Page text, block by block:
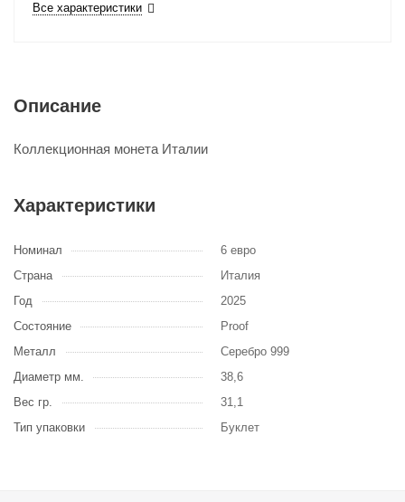
Все характеристики
Описание
Коллекционная монета Италии
Характеристики
Номинал
6 евро
Страна
Италия
Год
2025
Состояние
Proof
Металл
Серебро 999
Диаметр мм.
38,6
Вес гр.
31,1
Тип упаковки
Буклет